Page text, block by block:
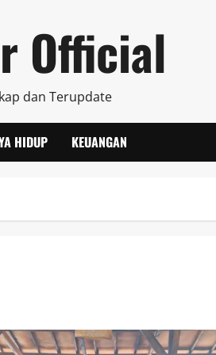
Official
dan Terupdate
HIDUP KEUANGAN